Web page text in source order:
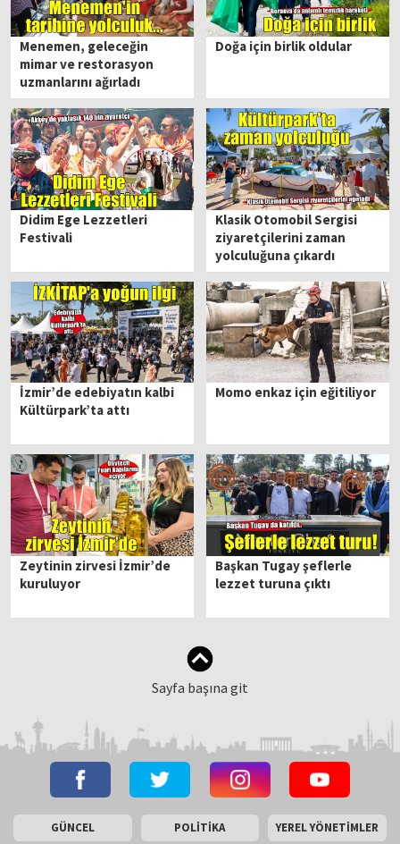
Menemen, geleceğin
mimar ve restorasyon
uzmanlarını ağırladı
Doğa için birlik oldular
Didim Ege Lezzetleri
Festivali
Klasik Otomobil Sergisi
ziyaretçilerini zaman
yolculuğuna çıkardı
İzmir’de edebiyatın kalbi
Kültürpark’ta attı
Momo enkaz için eğitiliyor
Zeytinin zirvesi İzmir’de
kuruluyor
Başkan Tugay şeflerle
lezzet turuna çıktı
Sayfa başına git
GÜNCEL POLİTİKA YEREL YÖNETİMLER